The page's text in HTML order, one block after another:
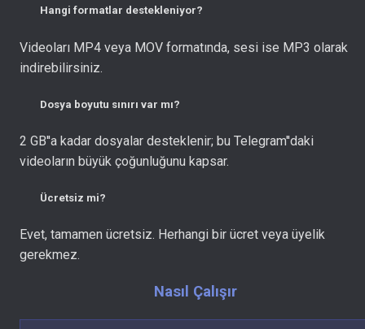
Hangi formatlar destekleniyor?
Videoları MP4 veya MOV formatında, sesi ise MP3 olarak
indirebilirsiniz.
Dosya boyutu sınırı var mı?
2 GB''a kadar dosyalar desteklenir; bu Telegram''daki
videoların büyük çoğunluğunu kapsar.
Ücretsiz mi?
Evet, tamamen ücretsiz. Herhangi bir ücret veya üyelik
gerekmez.
Nasıl Çalışır